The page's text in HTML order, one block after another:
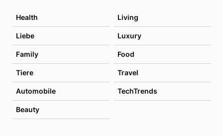
Health Living
Liebe Luxury
Family Food
Tiere Travel
Automobile TechTrends
Beauty